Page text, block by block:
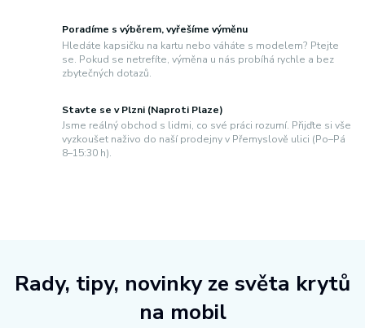
Poradíme s výběrem, vyřešíme výměnu
Hledáte kapsičku na kartu nebo váháte s modelem? Ptejte
se. Pokud se netrefíte, výměna u nás probíhá rychle a bez
zbytečných dotazů.
Stavte se v Plzni (Naproti Plaze)
Jsme reálný obchod s lidmi, co své práci rozumí. Přijďte si vše
vyzkoušet naživo do naší prodejny v Přemyslově ulici (Po–Pá
8–15:30 h).
Rady, tipy, novinky ze světa krytů
na mobil